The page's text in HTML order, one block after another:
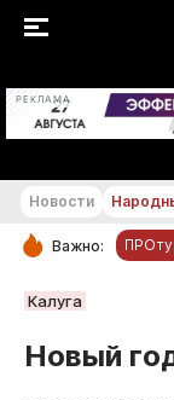
РЕКЛАМА
РУБРИКИ
Обнинск
Новости
Новости
Важно:
Калуга
Новый